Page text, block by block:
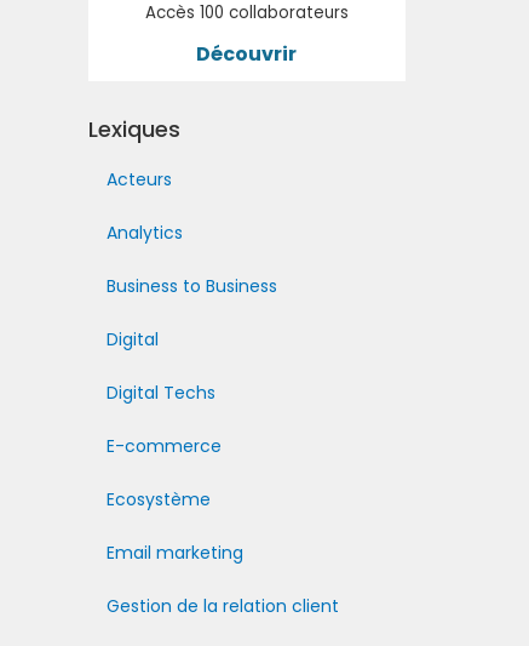
Accès 100 collaborateurs
Découvrir
Lexiques
Acteurs
Analytics
Business to Business
Digital
Digital Techs
E-commerce
Ecosystème
Email marketing
Gestion de la relation client